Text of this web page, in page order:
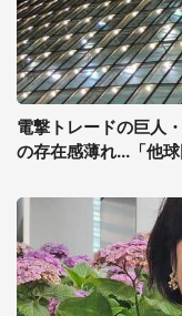
電撃トレードの巨人
の存在感薄れ...「他